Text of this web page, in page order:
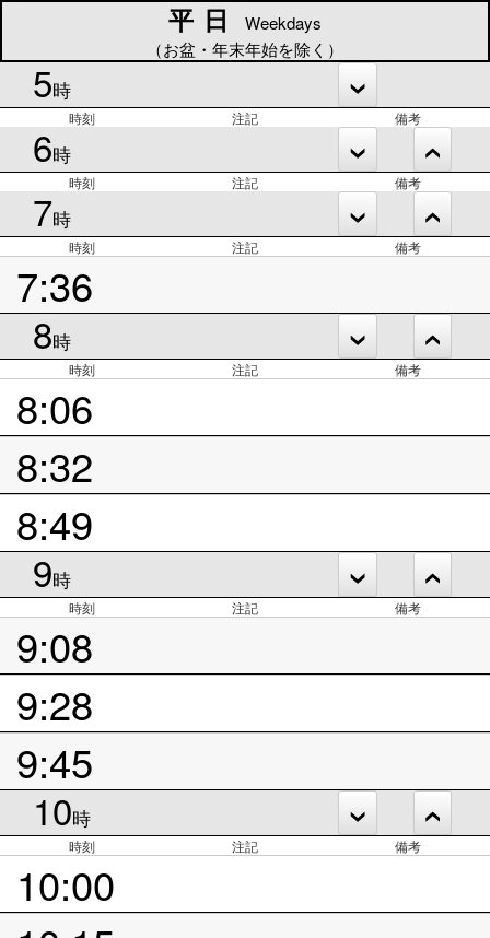
平日
Weekdays
（お盆・年末年始を除く）
5時
時刻 注記 備考
6時
時刻 注記 備考
7時
時刻 注記 備考
7:36
8時
時刻 注記 備考
8:06
8:32
8:49
9時
時刻 注記 備考
9:08
9:28
9:45
10時
時刻 注記 備考
10:00